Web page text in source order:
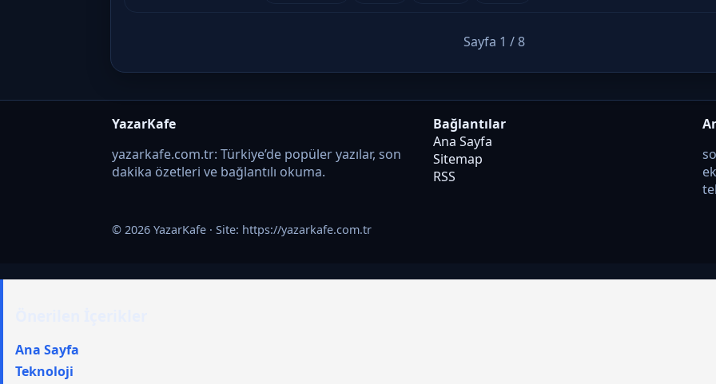
Sayfa 1 / 8
YazarKafe
yazarkafe.com.tr: Türkiye’de popüler yazılar, son
dakika özetleri ve bağlantılı okuma.
Bağlantılar
Ana Sayfa
Sitemap
RSS
© 2026 YazarKafe · Site: https://yazarkafe.com.tr
Ana Sayfa
Teknoloji